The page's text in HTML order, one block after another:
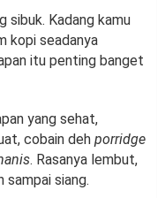
sibuk. Kadang kamu
kopi seadanya
itu penting banget
yang sehat,
cobain deh porridge
. Rasanya lembut,
sampai siang.